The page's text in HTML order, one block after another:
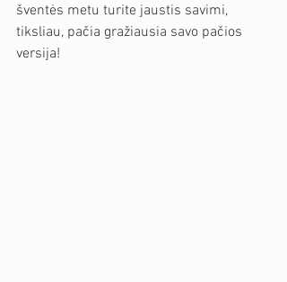
šventės metu turite jaustis savimi,
tiksliau, pačia gražiausia savo pačios
versija!